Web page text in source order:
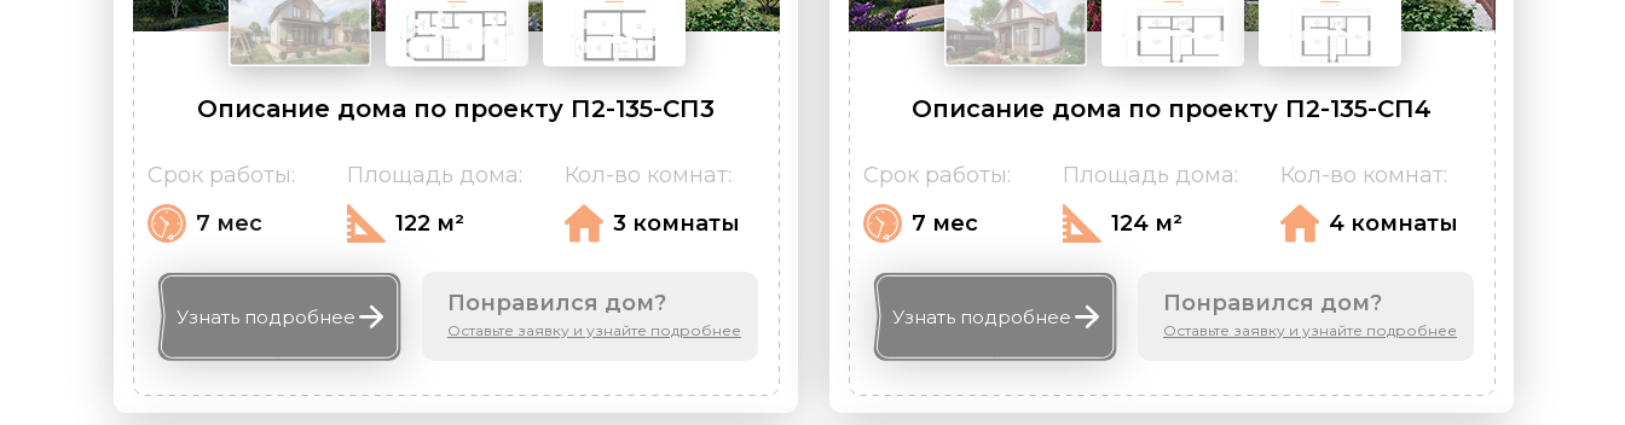
Описание дома по проекту П2-135-СП3
Срок работы:
7 мес
Площадь дома:
122 м²
Кол-во комнат:
3 комнаты
Понравился дом?
Оставьте заявку и узнайте подробнее
Узнать подробнее
Описание дома по проекту П2-135-СП4
Срок работы:
7 мес
Площадь дома:
124 м²
Кол-во комнат:
4 комнаты
Понравился дом?
Оставьте заявку и узнайте подробнее
Узнать подробнее